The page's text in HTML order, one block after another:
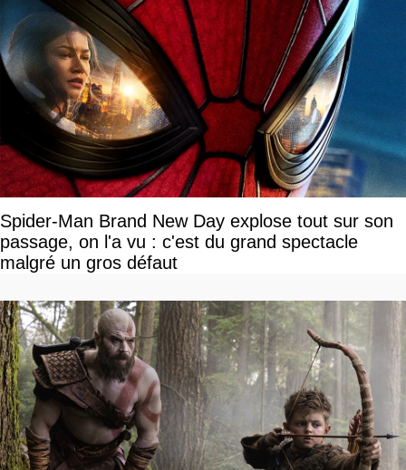
Spider-Man Brand New Day explose tout sur son
passage, on l'a vu : c'est du grand spectacle
malgré un gros défaut